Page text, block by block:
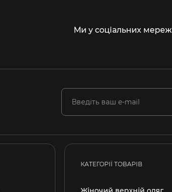
Ми у соціальних
КАТЕГОРІЇ ТОВАРІВ